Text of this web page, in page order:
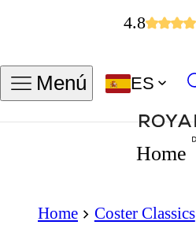
4.8
Menú ES
Home
Home Coster Classics